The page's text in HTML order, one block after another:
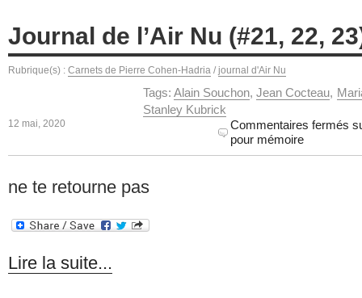
Journal de l’Air Nu (#21, 22,
Rubrique(s) : Carnets de Pierre Cohen-Hadria / journal d'Air Nu
Tags:Alain Souchon,Jean Cocteau,
Stanley Kubrick
12 mai, 2020 Commentaires fermés
pour mémoire
ne te retourne pas
Lire la suite...